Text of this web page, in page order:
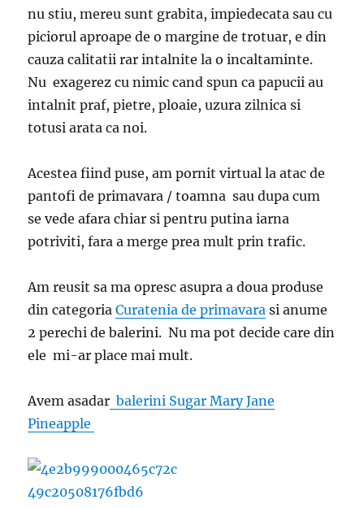
nu stiu, mereu sunt grabita, impiedecata sau cu
piciorul aproape de o margine de trotuar, e din
cauza calitatii rar intalnite la o incaltaminte.
Nu exagerez cu nimic cand spun ca papucii au
intalnit praf, pietre, ploaie, uzura zilnica si
totusi arata ca noi.
Acestea fiind puse, am pornit virtual la atac de
pantofi de primavara / toamna sau dupa cum
se vede afara chiar si pentru putina iarna
potriviti, fara a merge prea mult prin trafic.
Am reusit sa ma opresc asupra a doua produse
din categoriaCuratenia de primavara si anume
2 perechi de balerini. Nu ma pot decide care din
ele mi-ar place mai mult.
Avem asadar balerini Sugar Mary Jane
Pineapple